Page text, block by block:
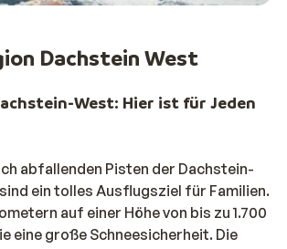
Dachstein West
West: Hier ist für Jeden
abfallenden Pisten der Dachstein-
ein tolles Ausflugsziel für Familien.
auf einer Höhe von bis zu 1.700
eine große Schneesicherheit. Die